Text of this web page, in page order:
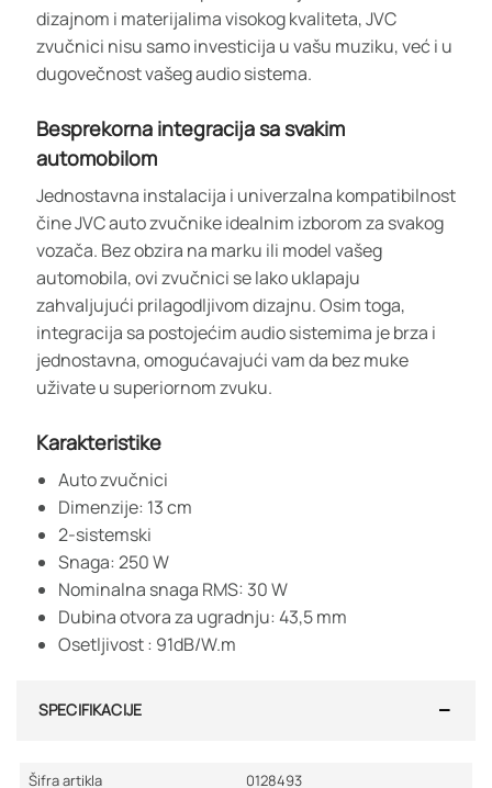
dizajnom i materijalima visokog kvaliteta, JVC
zvučnici nisu samo investicija u vašu muziku, već i u
dugovečnost vašeg audio sistema.
Besprekorna integracija sa svakim
automobilom
Jednostavna instalacija i univerzalna kompatibilnost
čine JVC auto zvučnike idealnim izborom za svakog
vozača. Bez obzira na marku ili model vašeg
automobila, ovi zvučnici se lako uklapaju
zahvaljujući prilagodljivom dizajnu. Osim toga,
integracija sa postojećim audio sistemima je brza i
jednostavna, omogućavajući vam da bez muke
uživate u superiornom zvuku.
Karakteristike
Auto zvučnici
Dimenzije: 13 cm
2-sistemski
Snaga: 250 W
Nominalna snaga RMS: 30 W
Dubina otvora za ugradnju: 43,5 mm
Osetljivost : 91dB/W.m
SPECIFIKACIJE
Šifra artikla 0128493